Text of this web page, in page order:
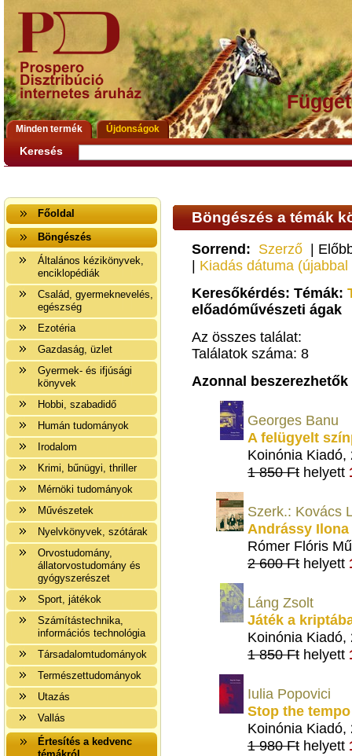
Minden termék Újdonságok
Keresés
Főoldal
Böngészés
Általános kézikönyvek,
enciklopédiák
Család, gyermeknevelés,
egészség
Ezotéria
Gazdaság, üzlet
Gyermek- és ifjúsági
könyvek
Hobbi, szabadidő
Humán tudományok
Irodalom
Krimi, bűnügyi, thriller
Mérnöki tudományok
Művészetek
Nyelvkönyvek, szótárak
Orvostudomány,
állatorvostudomány és
gyógyszerészet
Sport, játékok
Számítástechnika,
információs technológia
Társadalomtudományok
Természettudományok
Utazás
Vallás
Értesítés a kedvenc
Böngészés a témák
Sorrend: Szerző |
Kiadás dátuma (újabbal
Keresőkérdés: Témák:
előadóművészeti ágak
Az összes találat:
Találatok száma: 8
Azonnal beszerezhetők
Georges Banu
A felügyelt
Koinónia Kiadó,
1 850 Ft helyett
Szerk.: Kovács
Andrássy
Rómer Flóris
2 600 Ft helyett
Láng Zsolt
Játék a
Koinónia Kiadó,
1 850 Ft helyett
Iulia Popovici
Stop the tempo
Koinónia Kiadó,
1 980 Ft helyett